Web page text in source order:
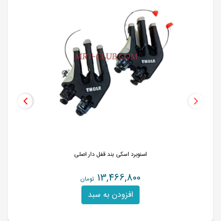
اسنوبرد اسکی بند قفل دار اصلی
13,466,800 تومان
افزودن به سبد